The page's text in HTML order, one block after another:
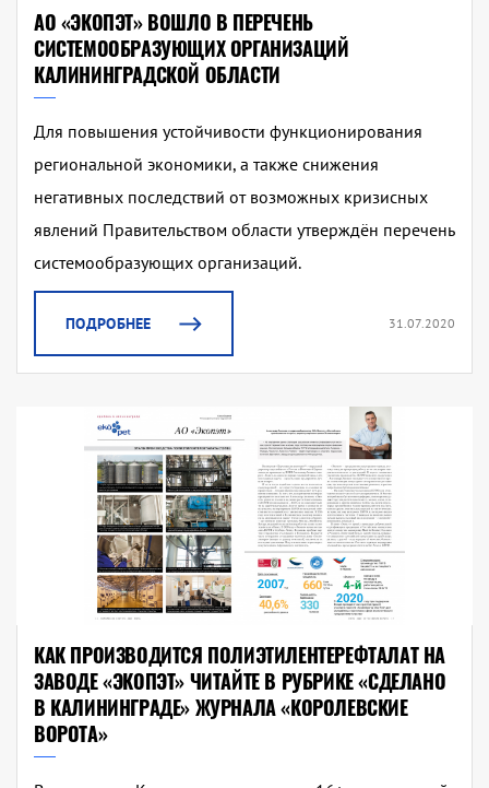
АО «ЭКОПЭТ» ВОШЛО В ПЕРЕЧЕНЬ
СИСТЕМООБРАЗУЮЩИХ ОРГАНИЗАЦИЙ
КАЛИНИНГРАДСКОЙ ОБЛАСТИ
Для повышения устойчивости функционирования
региональной экономики, а также снижения
негативных последствий от возможных кризисных
явлений Правительством области утверждён перечень
системообразующих организаций.
ПОДРОБНЕЕ 31.07.2020
КАК ПРОИЗВОДИТСЯ ПОЛИЭТИЛЕНТЕРЕФТАЛАТ НА
ЗАВОДЕ «ЭКОПЭТ» ЧИТАЙТЕ В РУБРИКЕ «СДЕЛАНО
В КАЛИНИНГРАДЕ» ЖУРНАЛА «КОРОЛЕВСКИЕ
ВОРОТА»